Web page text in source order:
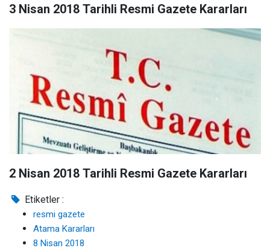
3 Nisan 2018 Tarihli Resmi Gazete Kararları
2 Nisan 2018 Tarihli Resmi Gazete Kararları
Etiketler :
resmi gazete
Atama Kararları
8 Nisan 2018